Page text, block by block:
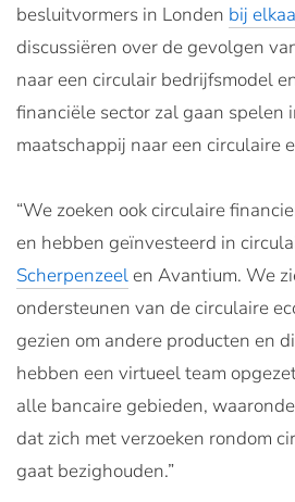
besluitvormers in Londen bij
discussiëren over de gevolgen
naar een circulair bedrijfsmodel
financiële sector zal gaan spelen
maatschappij naar een circulaire
“We zoeken ook circulaire
en hebben geïnvesteerd in
Scherpenzeel en Avantium. We
ondersteunen van de circulaire
gezien om andere producten en
hebben een virtueel team
alle bancaire gebieden,
dat zich met verzoeken rondom
gaat bezighouden.”